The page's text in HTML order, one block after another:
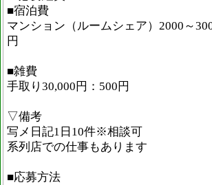
■宿泊費
マンション（ルームシェア）2000～
円
■雑費
手取り30,000円：500円
▽備考
写メ日記1日10件※相談可
系列店での仕事もあります
■応募方法